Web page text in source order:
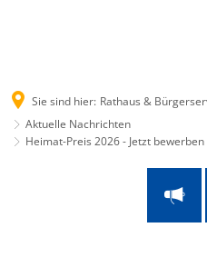
Sie sind hier: Rathaus &
Aktuelle Nachrichten
Heimat-Preis 2026 - Jetzt